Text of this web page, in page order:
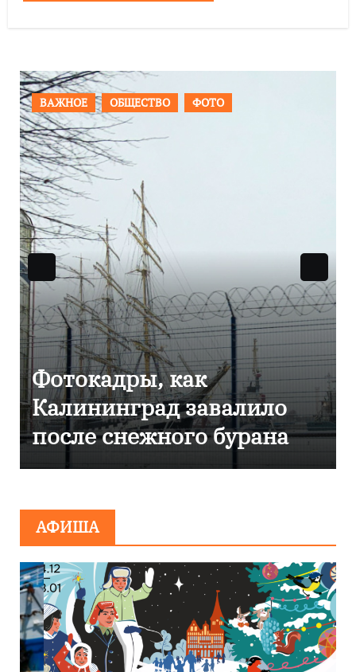
ПРОИСШЕСТВИЯ ФОТО
Фоторепортаж как в
Калининграде
эвакуировали ТЦ из-за
сообщения о
АФИША